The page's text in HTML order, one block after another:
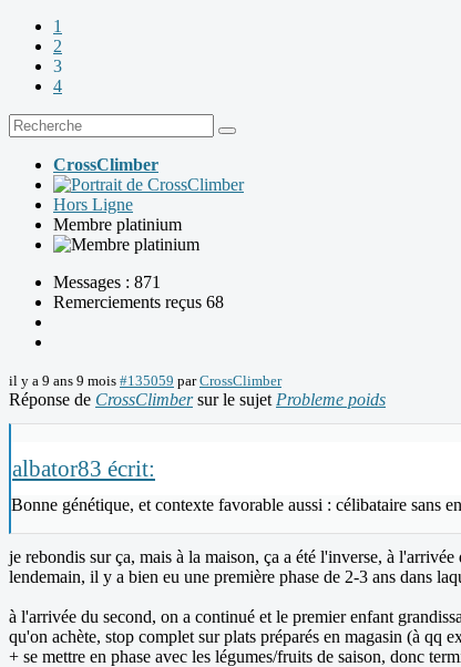
1
2
3
4
CrossClimber
Hors Ligne
Membre platinium
Messages : 871
Remerciements reçus 68
il y a 9 ans 9 mois #135059 parCrossClimber
Réponse de CrossClimbersur le sujet Probleme poids
albator83 écrit:
Bonne génétique, et contexte favorable aussi : célibataire sans
je rebondis sur ça, mais à la maison, ça a été l'inverse, à
lendemain, il y a bien eu une première phase de 2-3 ans dans
à l'arrivée du second, on a continué et le premier enfant
qu'on achète, stop complet sur plats préparés en magasin (à qq
+ se mettre en phase avec les légumes/fruits de saison, donc